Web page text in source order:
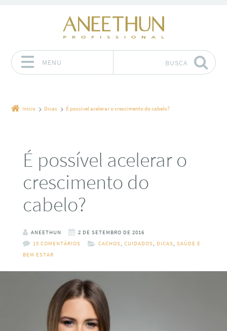
MENU BUSCA
Início Dicas É possível acelerar o crescimento do cabelo?
É possível acelerar o
crescimento do
cabelo?
ANEETHUN
2 DE SETEMBRO DE 2016
15 COMENTÁRIOS
CACHOS, CUIDADOS, DICAS, SAÚDE E
BEM ESTAR